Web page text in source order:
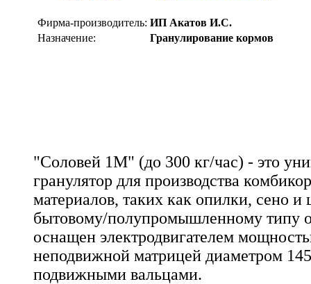
Фирма-производитель: ИП Акатов И.С.
Назначение:
Гранулирование кормов
"Соловей 1М" (до 300 кг/час) - это
гранулятор для производства
материалов, таких как опилки, сено
бытовому/полупромышленному типу
оснащен электродвигателем
неподвижной матрицей диаметром
подвижными вальцами.